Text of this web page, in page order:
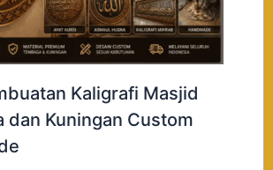
Kaligrafi Masjid
dan Kuningan Custom